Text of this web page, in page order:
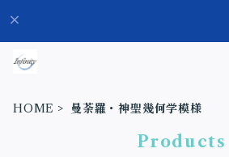
HOME 曼荼羅・神聖幾何学模様
Products